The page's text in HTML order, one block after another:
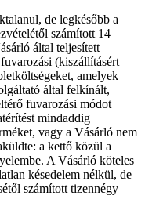
de legkésőbb a
számított 14
által teljesített
(kiszállításért
amelyek
által felkínált,
fuvarozási módot
mindaddig
vagy a Vásárló nem
a kettő közül a
A Vásárló köteles
késedelem nélkül, de
számított tizennégy